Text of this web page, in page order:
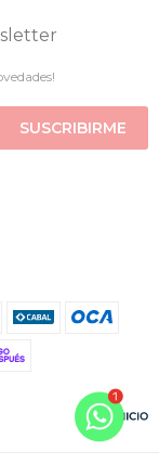
SUSCRIBIRME